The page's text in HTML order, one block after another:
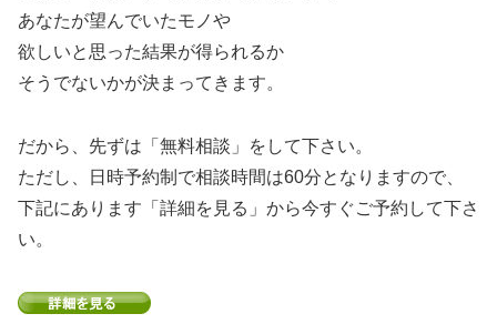
あなたが望んでいたモノや
欲しいと思った結果が得られるか
そうでないかが決まってきます。
だから、先ずは「無料相談」をして下さい。
ただし、日時予約制で相談時間は60分となりますので、
下記にあります「詳細を見る」から今すぐご予約して下さ
い。